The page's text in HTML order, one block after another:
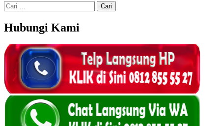
Cari
untuk:
Hubungi Kami